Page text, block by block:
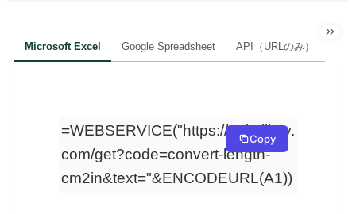
Microsoft Excel Google Spreadsheet API（URLのみ）
=WEBSERVICE("https://api.aijimy.
com/get?code=convert-length-
cm2in&text="&ENCODEURL(A1))
Copy